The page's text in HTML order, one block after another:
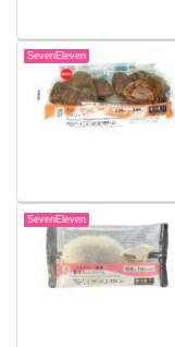
SevenEleven
SevenEleven